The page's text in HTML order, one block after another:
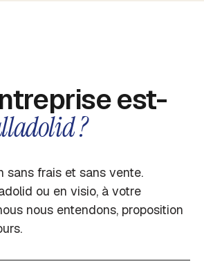
est-
?
sans frais et sans vente.
ou en visio, à votre
nous entendons, proposition